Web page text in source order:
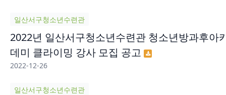
일산서구청소년수련관
2022년 일산서구청소년수련관 청소년방과후아
데미 클라이밍 강사 모집 공고
2022-12-26
일산서구청소년수련관